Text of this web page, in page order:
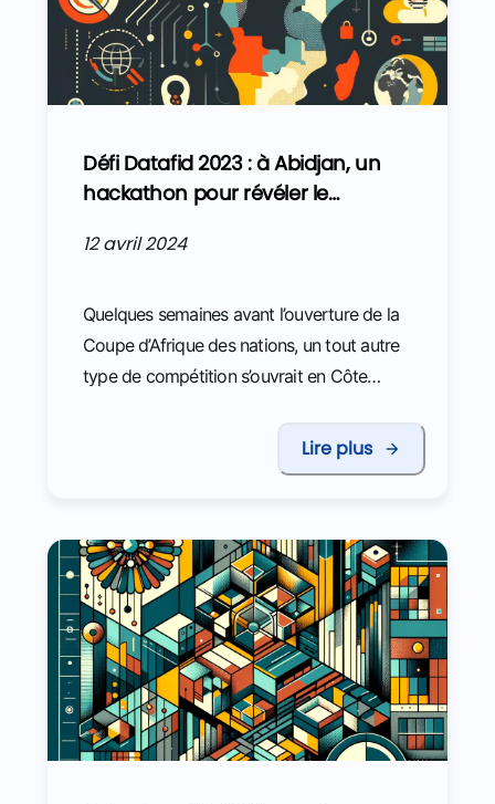
Défi Datafid 2023 : à Abidjan, un
hackathon pour révéler le
douanières
12 avril 2024
Quelques semaines avant l’ouverture de la
Coupe d’Afrique des nations, un tout autre
type de compétition s’ouvrait en Côte
Lire plus